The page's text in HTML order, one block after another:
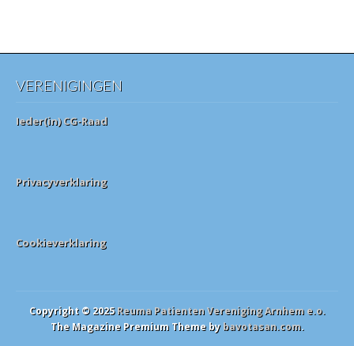
VERENIGINGEN
Ieder(in) CG-Raad
Privacyverklaring
Cookieverklaring
Copyright © 2025Reuma Patienten Vereniging Arnhem e.o.
The Magazine Premium Theme bybavotasan.com.